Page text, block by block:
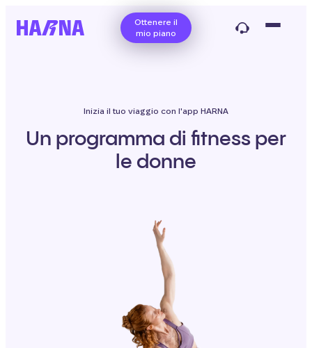
Ottenere il
mio piano
Inizia il tuo viaggio con l'app HARNA
Un programma di fitness per
le donne